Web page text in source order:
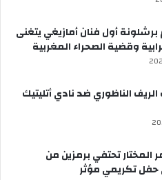
برشلونة أول فنان أمازيغي يتغنى
وقضية الصحراء المغربية
الناظوري ضد نادي أتليتيك
تحتفي برمزين من
حفل تكريمي مؤثر